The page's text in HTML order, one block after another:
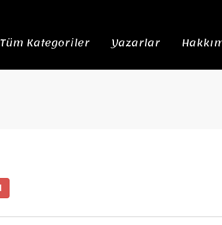
Tüm Kategoriler Yazarlar